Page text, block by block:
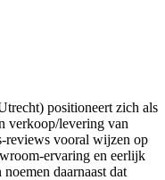
positioneert zich als
verkoop/levering van
reviews vooral wijzen op
ervaring en eerlijk
daarnaast dat